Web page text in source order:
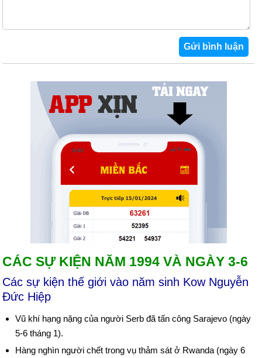
CÁC SỰ KIỆN NĂM 1994 VÀ NGÀY 3-6
Các sự kiện thế giới vào năm sinh Kow Nguyễn
Đức Hiệp
Vũ khí hạng nặng của người Serb đã tấn công Sarajevo (ngày
5-6 tháng 1).
Hàng nghìn người chết trong vụ thảm sát ở Rwanda (ngày 6